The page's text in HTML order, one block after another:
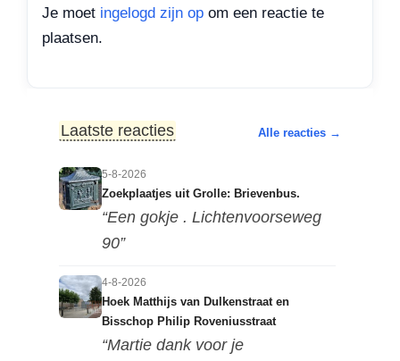
Je moet ingelogd zijn op om een reactie te
plaatsen.
Laatste reacties Alle reacties →
5-8-2026
Zoekplaatjes uit Grolle: Brievenbus.
“Een gokje . Lichtenvoorseweg
90”
4-8-2026
Hoek Matthijs van Dulkenstraat en
Bisschop Philip Roveniusstraat
“Martie dank voor je